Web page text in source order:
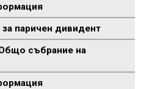
паричен дивидент
събрание на